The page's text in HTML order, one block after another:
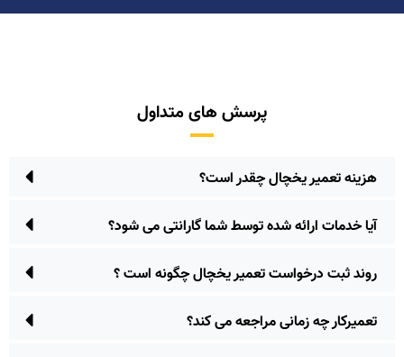
پرسش های متداول
هزینه تعمیر یخچال چقدر است؟
آیا خدمات ارائه شده توسط شما گارانتی می شود؟
روند ثبت درخواست تعمیر یخچال چگونه است ؟
تعمیرکار چه زمانی مراجعه می کند؟